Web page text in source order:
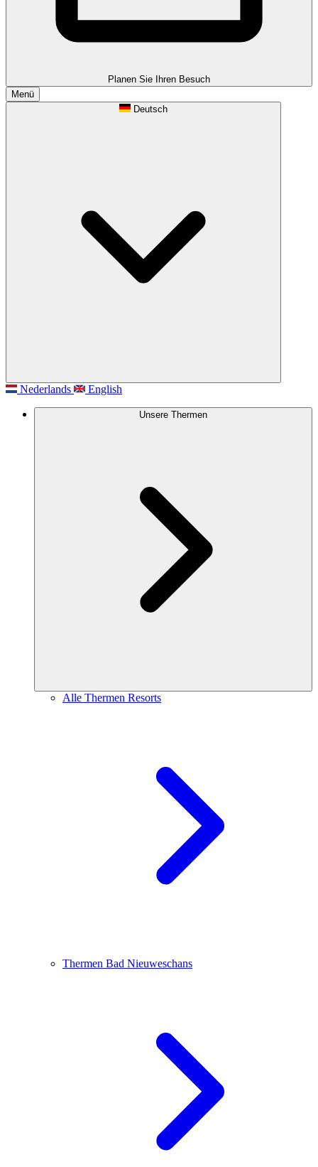
Planen Sie Ihren Besuch
Menü
Deutsch
Nederlands English
Unsere Thermen
Alle Thermen Resorts
Thermen Bad Nieuweschans